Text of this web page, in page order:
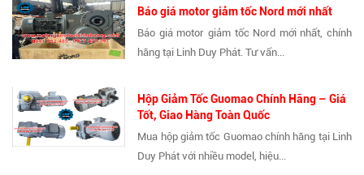
Báo giá motor giảm tốc Nord mới nhất
Báo giá motor giảm tốc Nord mới nhất, chính
hãng tại Linh Duy Phát. Tư vấn...
Hộp Giảm Tốc Guomao Chính Hãng – Giá
Tốt, Giao Hàng Toàn Quốc
Mua hộp giảm tốc Guomao chính hãng tại Linh
Duy Phát với nhiều model, hiệu...